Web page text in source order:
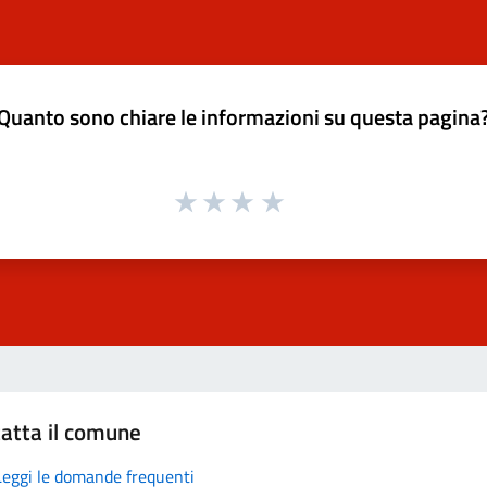
sono chiare le informazioni su questa
il comune
le domande frequenti